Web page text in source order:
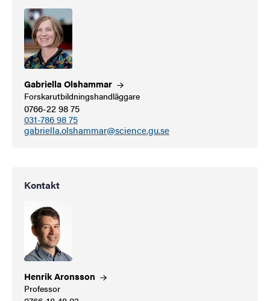
GabriellaOlshammar
Forskarutbildningshandläggare
0766-22 98 75
031-786 98 75
gabriella.olshammar@science.gu.se
Kontakt
HenrikAronsson
Professor